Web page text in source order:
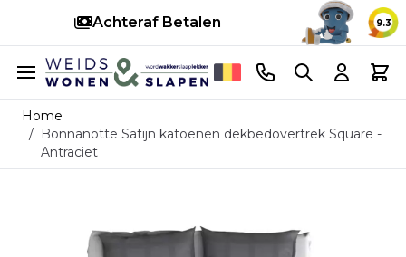
Achteraf Betalen 9.3
Ga naar de inhoud
Telefoonnummer
Search Cart
Home
/ Bonnanotte Satijn katoenen dekbedovertrek Square -
Antraciet